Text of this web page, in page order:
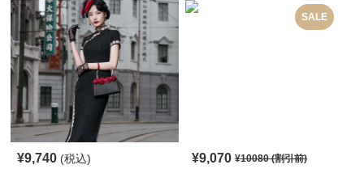
¥9,740 (税込)
SALE
¥9,070 ¥10080(割引前)